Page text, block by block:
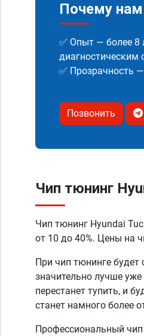
Почему
✅ Опыт — более 8
диагностическим
✅ Прозрачность
Позвонить
Чип тюнинг
Чип тюнинг Hyundai
от 10 до 40%. Цены на
При чип тюнинге будет
значительно лучше
перестанет тупить, и
станет намного более
Профессиональный чип